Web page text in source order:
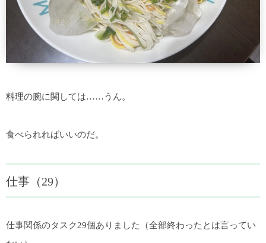
料理の腕に関しては……うん。
食べられればいいのだ。
仕事（29）
仕事関係のタスク29個ありました（全部終わったとは言ってい